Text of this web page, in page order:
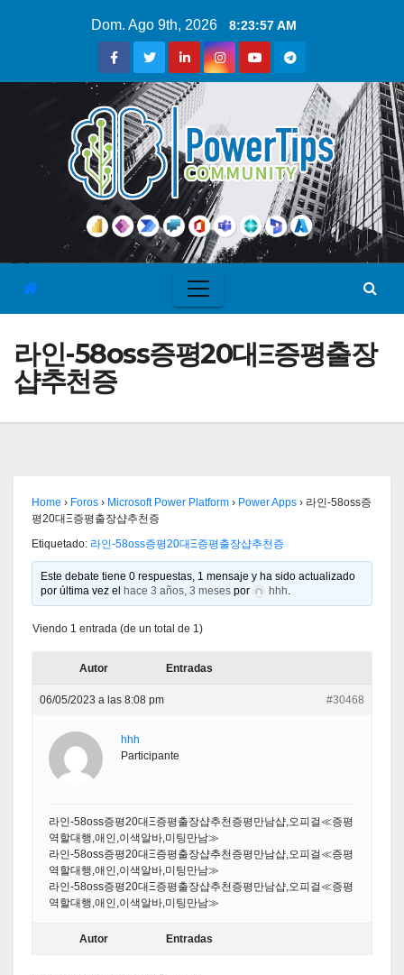
Dom. Ago 9th, 2026 8:23:57 AM
라인-58oss증평20대Ξ증평출장
샵추천증
Home › Foros › Microsoft Power Platform › Power Apps › 라인-58oss증
평20대Ξ증평출장샵추천증
Etiquetado: 라인-58oss증평20대Ξ증평출장샵추천증
Este debate tiene 0 respuestas, 1 mensaje y ha sido actualizado
por última vez el
hace 3 años, 3 meses por hhh.
Viendo 1 entrada (de un total de 1)
Autor Entradas
06/05/2023 a las 8:08 pm #30468
hhh
Participante
라인-58oss증평20대Ξ증평출장샵추천증평만남샵,오피걸≪증평
역할대행,애인,이색알바,미팅만남≫
라인-58oss증평20대Ξ증평출장샵추천증평만남샵,오피걸≪증평
역할대행,애인,이색알바,미팅만남≫
라인-58oss증평20대Ξ증평출장샵추천증평만남샵,오피걸≪증평
역할대행,애인,이색알바,미팅만남≫
Autor Entradas